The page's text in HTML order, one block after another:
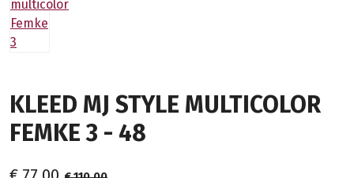
KLEED MJ STYLE MULTICOLOR
FEMKE 3 - 48